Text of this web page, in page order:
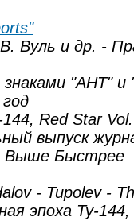
Вуль и др. -
"АНТ" и
Red Star
выпуск
Выше Быстрее
- Tupolev -
эпоха Ту-